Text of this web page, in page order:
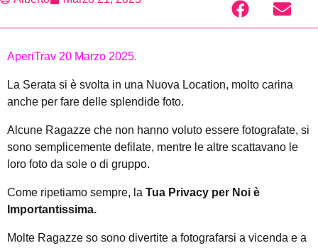
AperiTrav 20 Marzo 2025.
La Serata si è svolta in una Nuova Location, molto carina
anche per fare delle splendide foto.
Alcune Ragazze che non hanno voluto essere fotografate, si
sono semplicemente defilate, mentre le altre scattavano le
loro foto da sole o di gruppo.
Come ripetiamo sempre, la Tua Privacy per Noi è
Importantissima.
Molte Ragazze so sono divertite a fotografarsi a vicenda e a